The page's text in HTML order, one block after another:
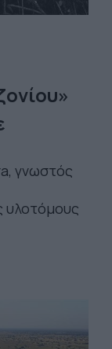
γνωστός